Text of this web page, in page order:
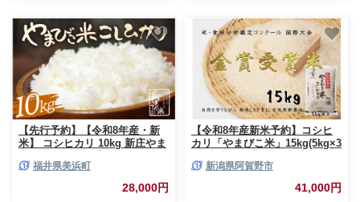
【先行予約】【令和8年産・新
米】 コシヒカリ 10kg 新庄やま
降順次発送予定】特A 白米 こめ
コメ お米 おこめ こしひかり 5
キロ 10キロ 選べる配送月 おす
福井県美浜町
28,000円
【令和8年産新米予約】コシヒ
カリ「やまびこ米」15kg(5kg×3
栽培米 白米 精米 農家直送 新潟
県 米 こめ コメ 新米 新米予約
令和8年度産 10月中旬より順次
新潟県阿賀野市
41,000円